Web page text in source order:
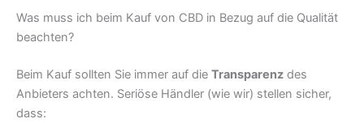
Was muss ich beim Kauf von CBD in Bezug auf die Qualität
beachten?
Beim Kauf sollten Sie immer auf die Transparenz des
Anbieters achten. Seriöse Händler (wie wir) stellen sicher,
dass: